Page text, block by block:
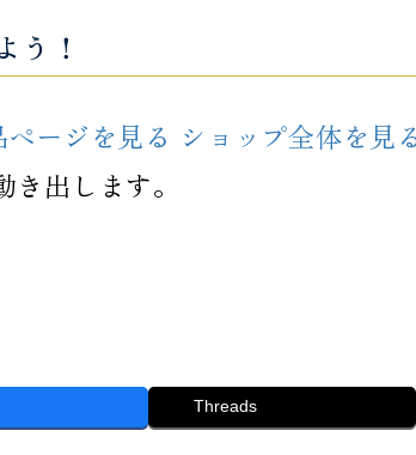
う！
ージを見る ショップ全体を見
出します。
Threads